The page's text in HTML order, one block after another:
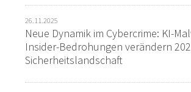
26.11.2025
Neue Dynamik im Cybercrime: KI-
Insider-Bedrohungen verändern
Sicherheitslandschaft